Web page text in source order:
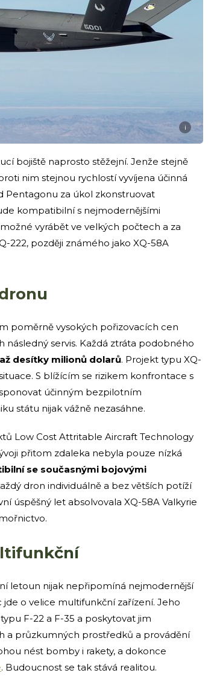
i
bojiště naprosto stěžejní. Jenže stejně
nim stejnou rychlostí vyvíjena účinná
Pentagonu za úkol zkonstruovat
kompatibilní s nejmodernějšími
vyrábět ve velkých počtech a za
222, později známého jako XQ-58A
poměrně vysokých pořizovacích cen
následný servis. Každá ztráta podobného
desítky milionů dolarů. Projekt typu XQ-
S blížícím se rizikem konfrontace s
účinným bezpilotním
státu nijak vážně nezasáhne.
Low Cost Attritable Aircraft Technology
přitom zdaleka nebyla pouze nízká
se současnými bojovými
dron individuálně a bez větších potíží
úspěšný let absolvovala XQ-58A Valkyrie
letoun nijak nepřipomíná nejmodernější
o velice multifunkční zařízení. Jeho
typu F-22 a F-35 a poskytovat jim
a průzkumných prostředků a provádění
nést bomby i rakety, a dokonce
. Budoucnost se tak stává realitou.